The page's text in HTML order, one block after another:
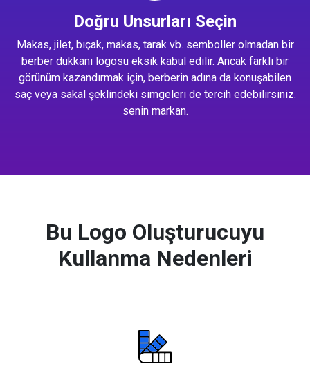
Doğru Unsurları Seçin
Makas, jilet, bıçak, makas, tarak vb. semboller olmadan bir
berber dükkanı logosu eksik kabul edilir. Ancak farklı bir
görünüm kazandırmak için, berberin adına da konuşabilen
saç veya sakal şeklindeki simgeleri de tercih edebilirsiniz.
senin markan.
Bu Logo Oluşturucuyu
Kullanma Nedenleri